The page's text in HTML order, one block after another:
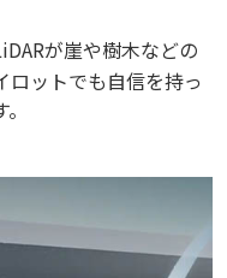
が崖や樹木などの
ロットでも自信を持っ